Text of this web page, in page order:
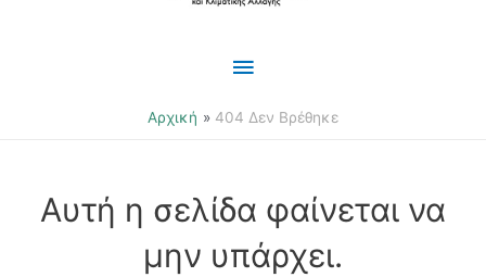
Αρχική 404 Δεν Βρέθηκε
Αυτή η σελίδα φαίνεται να
μην υπάρχει.